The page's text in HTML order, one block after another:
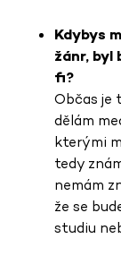
Kdybys
žánr, byl
fi?
Občas je
dělám
kterými
tedy
nemám
že se
studiu